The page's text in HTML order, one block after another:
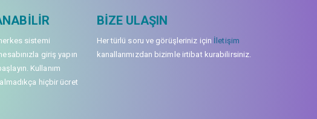
sistemi
giriş yapın
Kullanım
hiçbir ücret
BIZE ULAŞIN
Her türlü soru ve görüşleriniz için İletişim
kanallarımızdan bizimle irtibat kurabilirsiniz.